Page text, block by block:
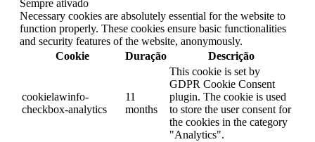
Sempre ativado
Necessary cookies are absolutely essential for the website to
function properly. These cookies ensure basic functionalities
and security features of the website, anonymously.
Cookie
Duração Descrição
cookielawinfo-
checkbox-analytics
11
months
This cookie is set by
GDPR Cookie Consent
plugin. The cookie is used
to store the user consent for
the cookies in the category
"Analytics".